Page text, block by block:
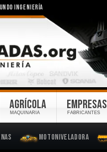
INGENIERÍA
Motoniveladora
AGRÍCOLA
MAQUINARIA
EMPRESAS
FABRICANTES